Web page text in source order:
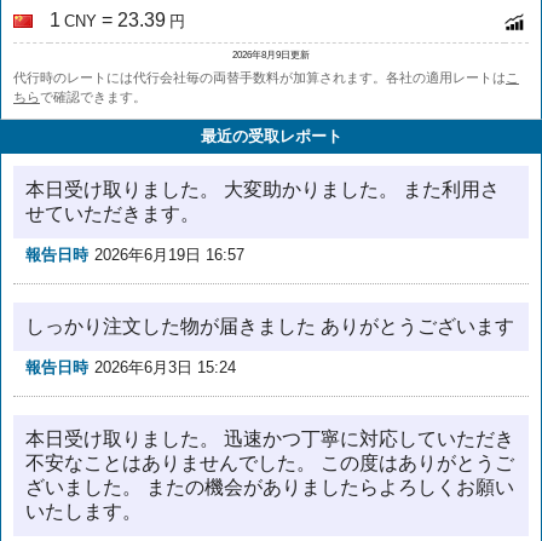
1 CNY = 23.39 円
2026年8月9日更新
代行時のレートには代行会社毎の両替手数料が加算されます。各社の適用レートは こ
ちらで確認できます。
最近の受取レポート
本日受け取りました。 大変助かりました。 また利用さ
せていただきます。
報告日時 2026年6月19日 16:57
しっかり注文した物が届きました ありがとうございます
報告日時 2026年6月3日 15:24
本日受け取りました。 迅速かつ丁寧に対応していただき
不安なことはありませんでした。 この度はありがとうご
ざいました。 またの機会がありましたらよろしくお願い
いたします。